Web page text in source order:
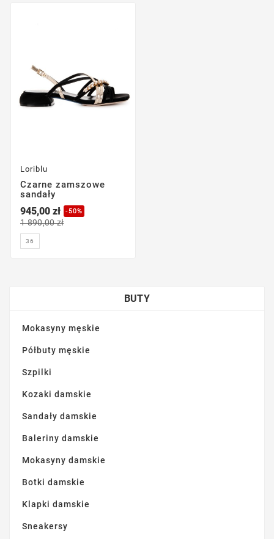
Loriblu
Czarne zamszowe
sandały
945,00 zł -50%
1 890,00 zł
36
BUTY
Mokasyny męskie
Półbuty męskie
Szpilki
Kozaki damskie
Sandały damskie
Baleriny damskie
Mokasyny damskie
Botki damskie
Klapki damskie
Sneakersy